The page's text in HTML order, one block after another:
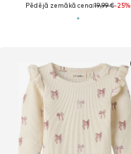
Pēdējā zemākā cena:19,99 €-25%